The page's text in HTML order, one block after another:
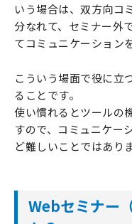
いう場合は、双方向コ
分なれて、セミナー外
てコミュニケーション
こういう場面で役に立
ることです。
使い慣れるとツールの
すので、コミュニケー
ど難しいことではあり
Webセミナー